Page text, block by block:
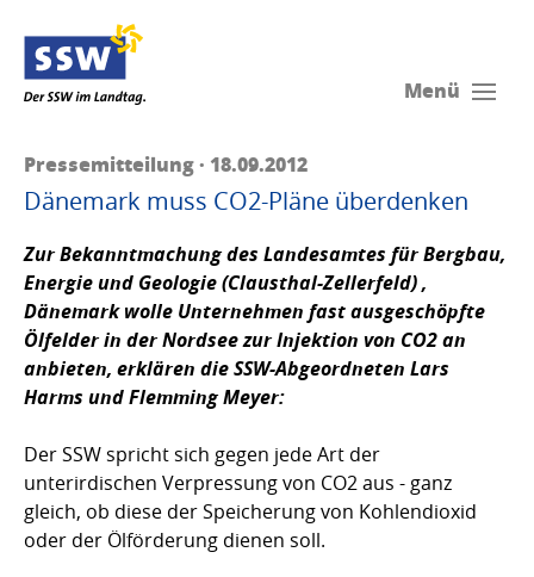
Menü
Pressemitteilung · 18.09.2012
Dänemark muss CO2-Pläne überdenken
Zur Bekanntmachung des Landesamtes für Bergbau,
Energie und Geologie (Clausthal-Zellerfeld) ,
Dänemark wolle Unternehmen fast ausgeschöpfte
Ölfelder in der Nordsee zur Injektion von CO2 an
anbieten, erklären die SSW-Abgeordneten Lars
Harms undFlemming Meyer:
Der SSW spricht sich gegen jede Art der
unterirdischen Verpressung von CO2 aus - ganz
gleich, ob diese der Speicherung von Kohlendioxid
oder der Ölförderung dienen soll.